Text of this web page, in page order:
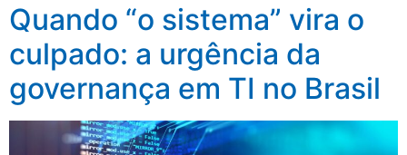
Quando “o sistema” vira o
culpado: a urgência da
governança em TI no Brasil